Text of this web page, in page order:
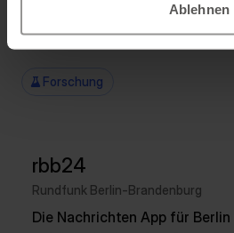
Ablehnen
Unterwegs. DIRECT ist die
Health Plattform für Praxis
Forschung
rbb24
Rundfunk Berlin-Brandenburg
Die Nachrichten App für